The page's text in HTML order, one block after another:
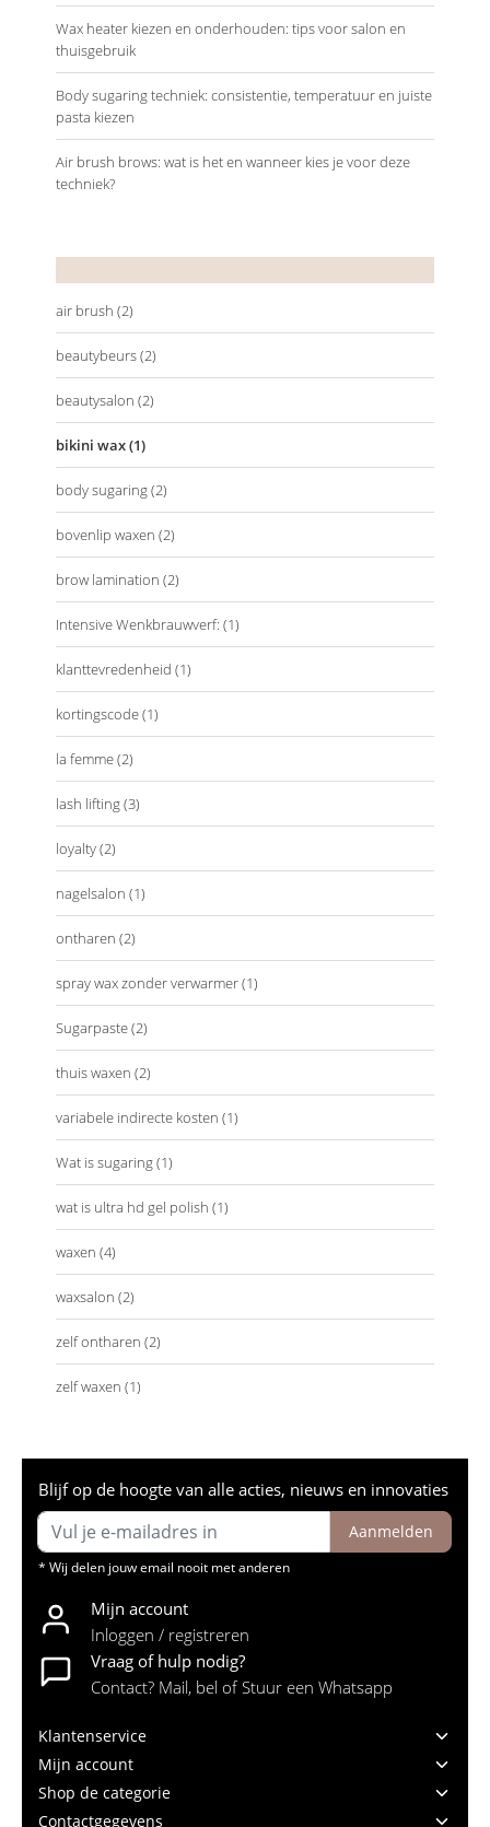
Wax heater kiezen en onderhouden: tips voor salon en
thuisgebruik
Body sugaring techniek: consistentie, temperatuur en juiste
pasta kiezen
Air brush brows: wat is het en wanneer kies je voor deze
techniek?
air brush (2)
beautybeurs(2)
beautysalon (2)
bikini wax(1)
body sugaring(2)
bovenlip waxen (2)
brow lamination (2)
Intensive Wenkbrauwverf: (1)
klanttevredenheid (1)
kortingscode(1)
la femme(2)
lash lifting(3)
loyalty(2)
nagelsalon (1)
ontharen (2)
spray wax zonder verwarmer(1)
Sugarpaste(2)
thuis waxen (2)
variabele indirecte kosten (1)
Wat is sugaring(1)
wat is ultra hd gel polish (1)
waxen (4)
waxsalon (2)
zelf ontharen (2)
zelf waxen (1)
Blijf op de hoogte van alle acties, nieuws en innovaties
Aanmelden
* Wij delen jouw email nooit met anderen
Mijn account
Inloggen / registreren
Vraag of hulp nodig?
Contact? Mail, bel of Stuur een Whatsapp
Klantenservice
Mijn account
Shop de categorie
Contactgegevens